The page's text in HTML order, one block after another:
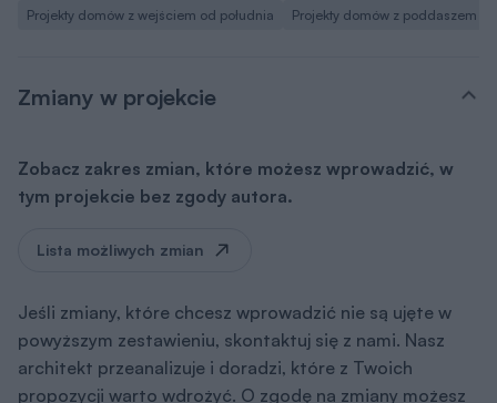
Projekty domów z wejściem od południa Projekty domów z poddaszem
Zmiany w projekcie
Zobacz zakres zmian, które możesz wprowadzić, w
tym projekcie bez zgody autora.
Lista możliwych zmian
Jeśli zmiany, które chcesz wprowadzić nie są ujęte w
powyższym zestawieniu, skontaktuj się z nami. Nasz
architekt przeanalizuje i doradzi, które z Twoich
propozycji warto wdrożyć. O zgodę na zmiany możesz